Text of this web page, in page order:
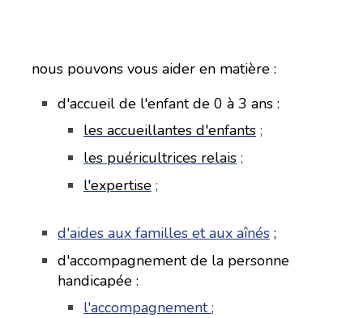
nous pouvons vous aider en matière :
d'accueil de l'enfant de 0 à 3 ans :
les accueillantes d'enfants;
les puéricultrices relais;
l'expertise;
d'aides aux familles et aux aînés;
d'accompagnement de la personne
handicapée :
l'accompagnement;